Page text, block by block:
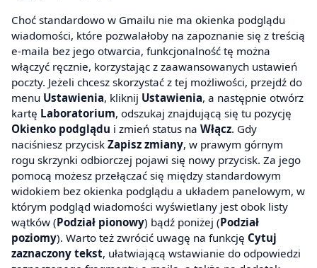
Choć standardowo w Gmailu nie ma okienka podglądu
wiadomości, które pozwalałoby na zapoznanie się z treścią
e-maila bez jego otwarcia, funkcjonalność tę można
włączyć ręcznie, korzystając z zaawansowanych ustawień
poczty. Jeżeli chcesz skorzystać z tej możliwości, przejdź do
menu Ustawienia, kliknij Ustawienia, a następnie otwórz
kartę Laboratorium, odszukaj znajdującą się tu pozycję
Okienko podglądu i zmień status na Włącz. Gdy
naciśniesz przycisk Zapisz zmiany, w prawym górnym
rogu skrzynki odbiorczej pojawi się nowy przycisk. Za jego
pomocą możesz przełączać się między standardowym
widokiem bez okienka podglądu a układem panelowym, w
którym podgląd wiadomości wyświetlany jest obok listy
wątków (Podział pionowy) bądź poniżej (Podział
poziomy). Warto też zwrócić uwagę na funkcję Cytuj
zaznaczony tekst, ułatwiającą wstawianie do odpowiedzi